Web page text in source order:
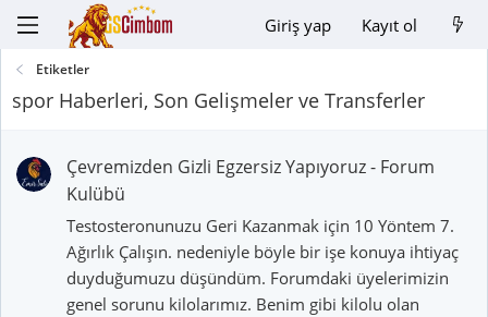
Giriş yap Kayıt ol
Etiketler
spor Haberleri, Son Gelişmeler ve Transferler
Çevremizden Gizli Egzersiz Yapıyoruz - Forum
Kulübü
Testosteronunuzu Geri Kazanmak için 10 Yöntem 7.
Ağırlık Çalışın. nedeniyle böyle bir işe konuya ihtiyaç
duyduğumuzu düşündüm. Forumdaki üyelerimizin
genel sorunu kilolarımız. Benim gibi kilolu olan